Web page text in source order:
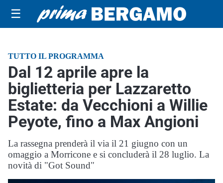
☰
TUTTO IL PROGRAMMA
Dal 12 aprile apre la
biglietteria per Lazzaretto
Estate: da Vecchioni a Willie
Peyote, fino a Max Angioni
La rassegna prenderà il via il 21 giugno con un
omaggio a Morricone e si concluderà il 28 luglio. La
novità di "Got Sound"